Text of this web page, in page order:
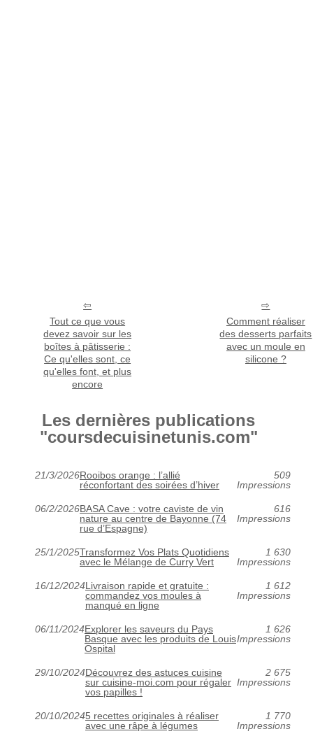
Tout ce que vous
devez savoir sur les
boîtes à pâtisserie :
Ce qu'elles sont, ce
qu'elles font, et plus
encore
Comment réaliser
des desserts parfaits
avec un moule en
silicone ?
Les dernières publications
"coursdecuisinetunis.com"
21/3/2026Rooibos orange : l’allié
réconfortant des soirées d’hiver
509
Impressions
06/2/2026BASA Cave : votre caviste de vin
nature au centre de Bayonne (74
rue d’Espagne)
616
Impressions
25/1/2025Transformez Vos Plats Quotidiens
avec le Mélange de Curry Vert
1 630
Impressions
16/12/2024Livraison rapide et gratuite :
commandez vos moules à
manqué en ligne
1 612
Impressions
06/11/2024Explorer les saveurs du Pays
Basque avec les produits de Louis
Ospital
1 626
Impressions
29/10/2024Découvrez des astuces cuisine
sur cuisine-moi.com pour régaler
vos papilles !
2 675
Impressions
20/10/20245 recettes originales à réaliser
avec une râpe à légumes
1 770
Impressions